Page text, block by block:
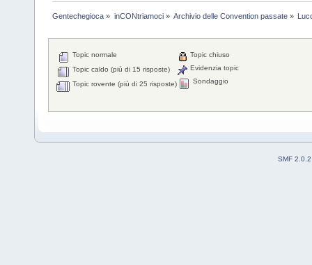
Gentechegioca » inCONtriamoci» Archivio delle Convention passate»
Topic normale
Topic caldo (più di 15 risposte)
Topic rovente (più di 25 risposte)
Topic chiuso
Evidenzia topic
Sondaggio
SMF 2.0.2